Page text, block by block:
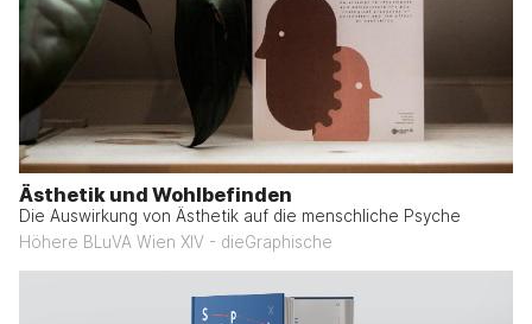
Ästhetik und Wohlbefinden
Die Auswirkung von Ästhetik auf die menschliche Psyche
Höhere BLuVA Wien XIV - dieGraphische